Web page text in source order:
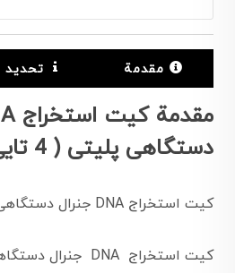
مقدمة تحديد
دستگاهی پليتی ( 4 تايی )
كيت استخراج DNA جنرال دستگاهی پليتی ( 4 تايی )
كيت استخراج DNA جنرال دستگاهی پليتی ( 4 تايی )